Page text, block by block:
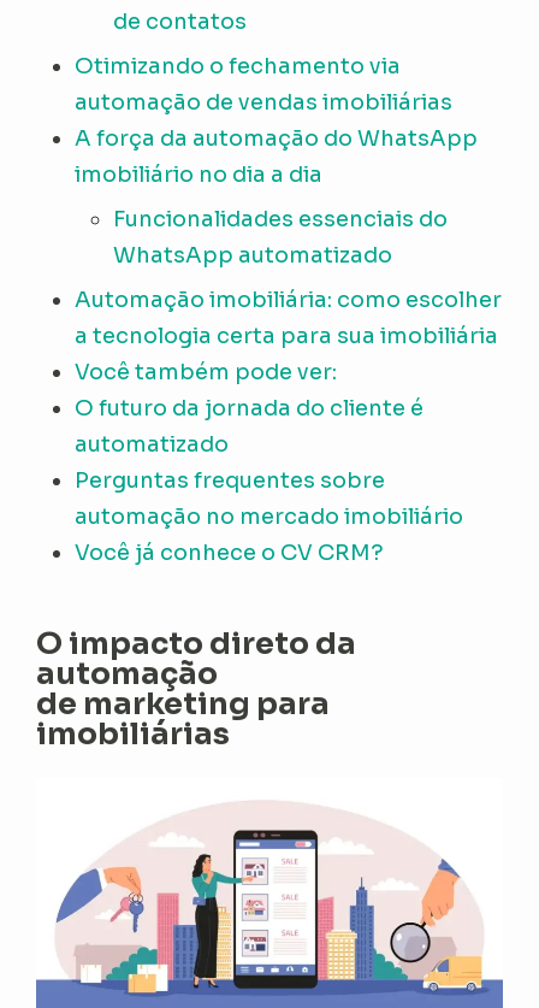
de contatos
Otimizando o fechamento via
automação de vendas imobiliárias
A força da automação do WhatsApp
imobiliário no dia a dia
Funcionalidades essenciais do
WhatsApp automatizado
Automação imobiliária: como escolher
a tecnologia certa para sua imobiliária
Você também pode ver:
O futuro da jornada do cliente é
automatizado
Perguntas frequentes sobre
automação no mercado imobiliário
Você já conhece o CV CRM?
O impacto direto da
automação
de marketing para
imobiliárias